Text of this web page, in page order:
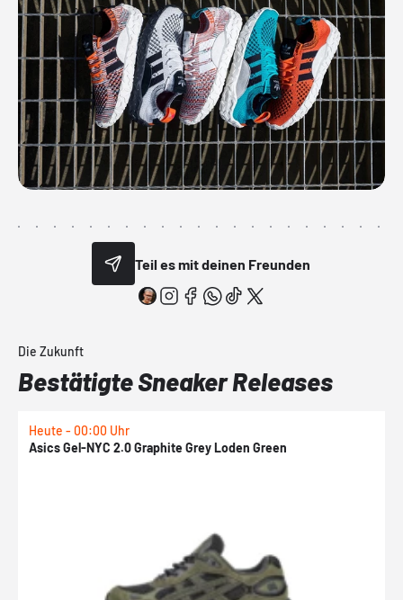
Teil es mit deinen Freunden
Die Zukunft
Bestätigte Sneaker Releases
Heute - 00:00 Uhr
Asics Gel-NYC 2.0 Graphite Grey Loden Green